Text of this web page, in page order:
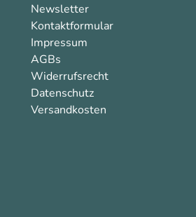
Newsletter
Kontaktformular
Impressum
AGBs
Widerrufsrecht
Datenschutz
Versandkosten